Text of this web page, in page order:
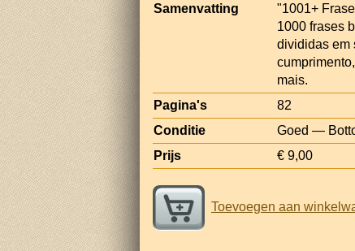
Samenvatting
"1001+
1000 frases
divididas em
mais.
Pagina's
82
Conditie
Goed —
Prijs
€ 9,00
Toevoegen aan